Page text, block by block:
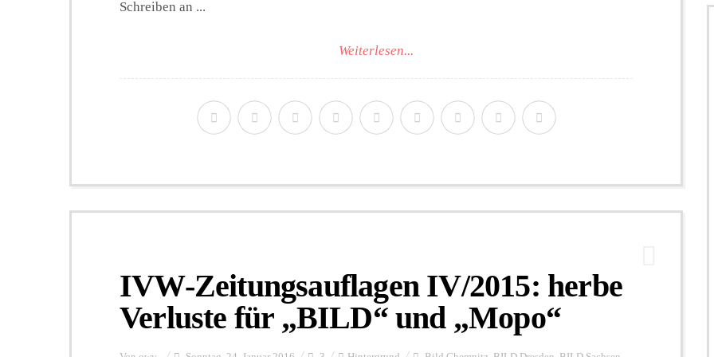
Schreiben an ...
Weiterlesen...
IVW-Zeitungsauflagen IV/2015: herbe
Verluste für „BILD“ und „Mopo“